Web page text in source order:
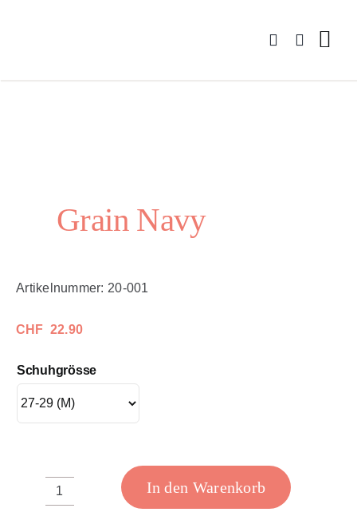
Grain Navy
Artikelnummer: 20-001
CHF 22.90
Schuhgrösse
In den Warenkorb